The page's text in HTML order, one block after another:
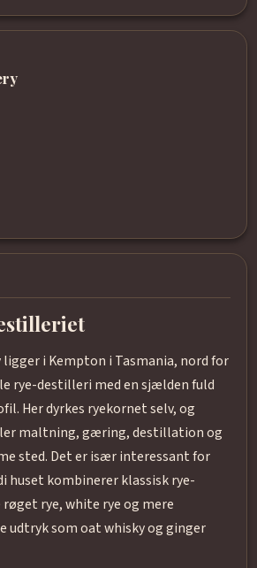
i Kempton i Tasmania, nord for
rye-destilleri med en sjælden fuld
Her dyrkes ryekornet selv, og
maltning, gæring, destillation og
sted. Det er især interessant for
huset kombinerer klassisk rye-
rye, white rye og mere
udtryk som oat whisky og ginger